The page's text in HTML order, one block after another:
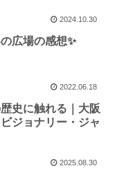
2024.10.30
広場の感想✨
2022.06.18
史に触れる｜大阪
ジョナリー・ジャ
2025.08.30